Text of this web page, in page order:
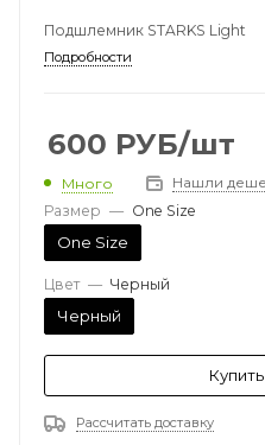
Подшлемник STARKS Light
Подробности
600 РУБ/шт
Много
Нашли
Размер — One Size
One Size
Цвет — Черный
Черный
Купить
Рассчитать доставку